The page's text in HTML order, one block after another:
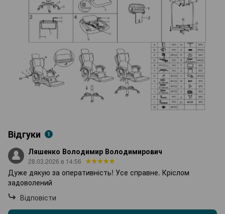
Відгуки 1
Ляшенко Володимир Володимирович
28.03.2026 в 14:56
Дуже дякую за оперативність! Усе справне. Кріслом
задоволений
Відповісти